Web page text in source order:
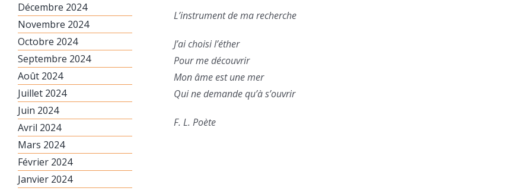
L’instrument de ma recherche
J’ai choisi l’éther
Pour me découvrir
Mon âme est une mer
Qui ne demande qu’à s’ouvrir
F. L. Poète
Décembre 2024
Novembre 2024
Octobre 2024
Septembre 2024
Août 2024
Juillet 2024
Juin 2024
Avril 2024
Mars 2024
Février 2024
Janvier 2024